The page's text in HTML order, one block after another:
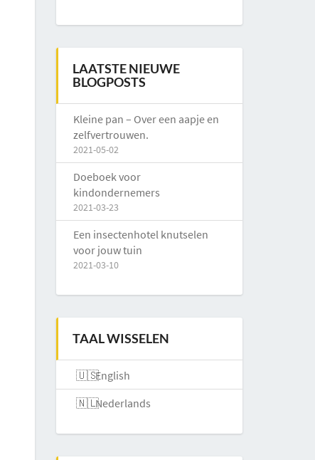
LAATSTE NIEUWE
BLOGPOSTS
Kleine pan – Over een aapje en
zelfvertrouwen.
2021-05-02
Doeboek voor
kindondernemers
2021-03-23
Een insectenhotel knutselen
voor jouw tuin
2021-03-10
TAAL WISSELEN
English
Nederlands